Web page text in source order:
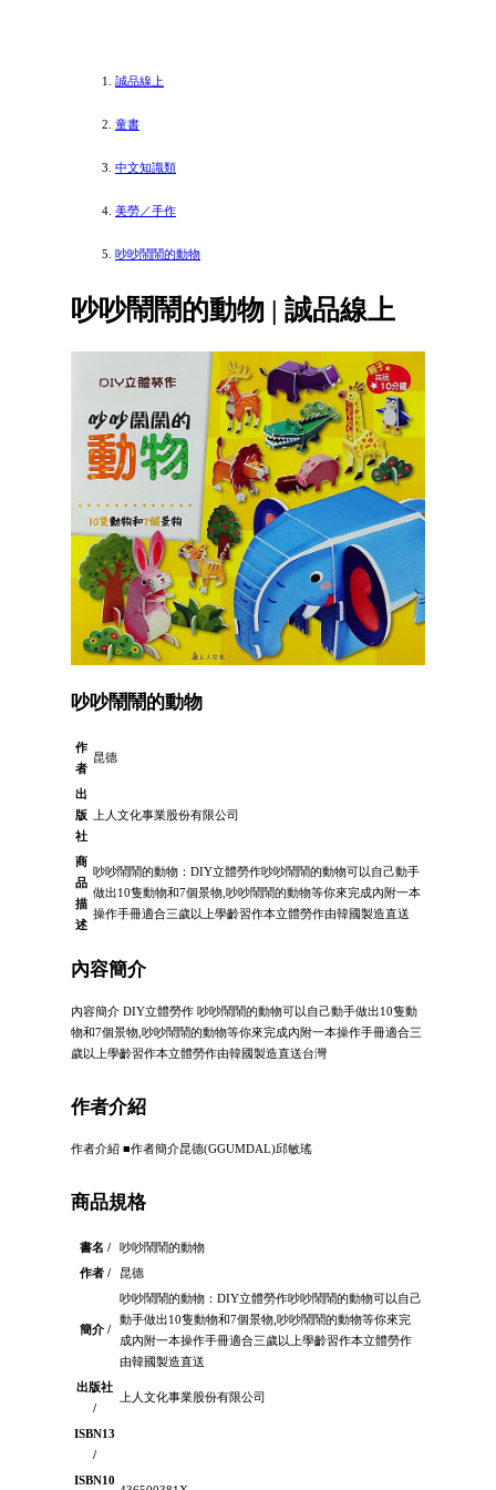
誠品線上
童書
中文知識類
美勞／手作
吵吵鬧鬧的動物
吵吵鬧鬧的動物 | 誠品線上
吵吵鬧鬧的動物
作
者
昆德
出
版
社
上人文化事業股份有限公司
商
品
描
述
吵吵鬧鬧的動物：DIY立體勞作吵吵鬧鬧的動物可以自己動手
做出10隻動物和7個景物,吵吵鬧鬧的動物等你來完成內附一本
操作手冊適合三歲以上學齡習作本立體勞作由韓國製造直送
內容簡介
內容簡介 DIY立體勞作 吵吵鬧鬧的動物可以自己動手做出10隻動
物和7個景物,吵吵鬧鬧的動物等你來完成內附一本操作手冊適合三
歲以上學齡習作本立體勞作由韓國製造直送台灣
作者介紹
作者介紹 ■作者簡介昆德(GGUMDAL)邱敏瑤
商品規格
書名 /
吵吵鬧鬧的動物
作者 /
昆德
簡介 /
吵吵鬧鬧的動物：DIY立體勞作吵吵鬧鬧的動物可以自己
動手做出10隻動物和7個景物,吵吵鬧鬧的動物等你來完
成內附一本操作手冊適合三歲以上學齡習作本立體勞作
由韓國製造直送
出版社
/
上人文化事業股份有限公司
ISBN13
/
ISBN10